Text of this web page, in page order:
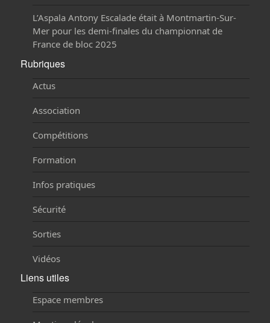
L’Aspala Antony Escalade était à Montmartin-Sur-
Mer pour les demi-finales du championnat de
France de bloc 2025
Rubriques
Actus
Association
Compétitions
Formation
Infos pratiques
Sécurité
Sorties
Vidéos
Liens utiles
Espace membres